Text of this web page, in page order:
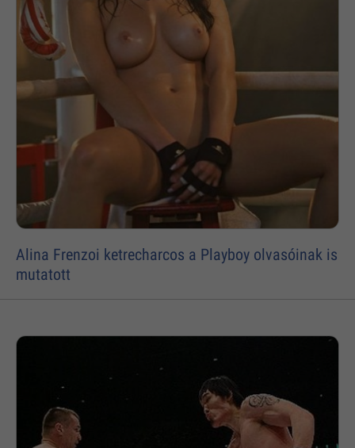
Alina Frenzoi ketrecharcos a Playboy olvasóinak is
mutatott